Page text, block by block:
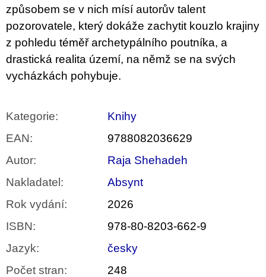
způsobem se v nich mísí autorův talent
pozorovatele, který dokáže zachytit kouzlo krajiny
z pohledu téměř archetypálního poutníka, a
drastická realita území, na němž se na svých
vycházkách pohybuje.
Kategorie:
Knihy
EAN:
9788082036629
Autor:
Raja Shehadeh
Nakladatel :
Absynt
Rok vydání:
2026
ISBN:
978-80-8203-662-9
Jazyk:
česky
Počet stran: 248